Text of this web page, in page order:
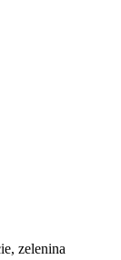
zelenina